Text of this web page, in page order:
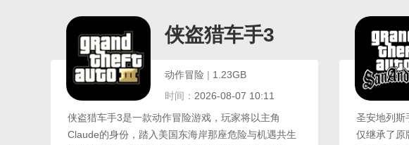
性格独特的精灵。
的生存基地
侠盗猎车手3
动作冒险 | 1.23GB
时间： 2026-08-07 10:11
侠盗猎车手3是一款动作冒险游戏，玩家将以主角
Claude的身份，踏入美国东海岸那座危险与机遇共生
圣安地列斯
仅继承了原